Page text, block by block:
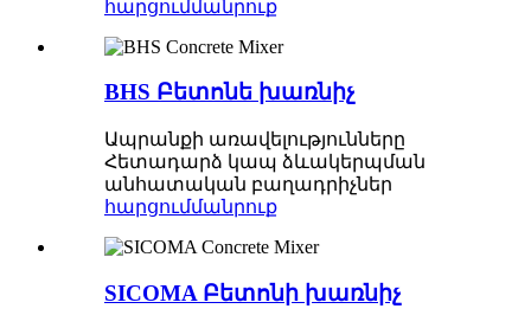
հարցումմանրուք
BHS Բետոնե խառնիչ
Ապրանքի առավելությունները
Հետադարձ կապ ձևակերպման
անհատական ​​բաղադրիչներ
հարցումմանրուք
SICOMA Բետոնի խառնիչ